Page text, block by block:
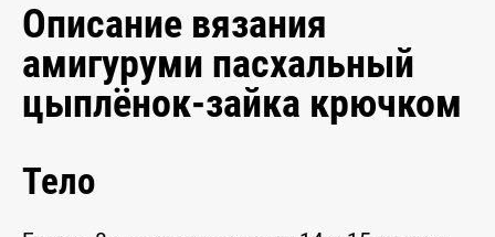
Описание вязания
амигуруми пасхальный
цыплёнок-зайка крючком
Тело